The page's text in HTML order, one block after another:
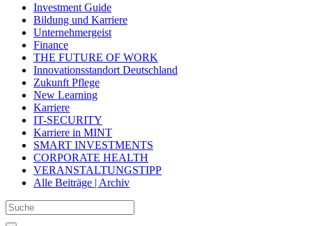
Investment Guide
Bildung und Karriere
Unternehmergeist
Finance
THE FUTURE OF WORK
Innovationsstandort Deutschland
Zukunft Pflege
New Learning
Karriere
IT-SECURITY
Karriere in MINT
SMART INVESTMENTS
CORPORATE HEALTH
VERANSTALTUNGSTIPP
Alle Beiträge | Archiv